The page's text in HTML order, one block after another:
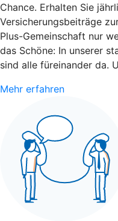
Chance. Erhalten Sie
Versicherungsbeiträge
Plus-Gemeinschaft nur
das Schöne: In unserer
sind alle füreinander da.
Mehr erfahren